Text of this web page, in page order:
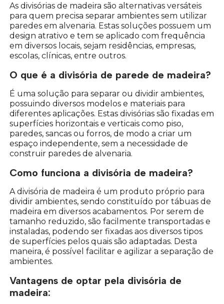
As divisórias de madeira são alternativas versáteis
para quem precisa separar ambientes sem utilizar
paredes em alvenaria. Estas soluções possuem um
design atrativo e tem se aplicado com frequência
em diversos locais, sejam residências, empresas,
escolas, clínicas, entre outros.
O que é a divisória de parede de madeira?
É uma solução para separar ou dividir ambientes,
possuindo diversos modelos e materiais para
diferentes aplicações. Estas divisórias são fixadas em
superfícies horizontais e verticais como piso,
paredes, sancas ou forros, de modo a criar um
espaço independente, sem a necessidade de
construir paredes de alvenaria.
Como funciona a divisória de madeira?
A divisória de madeira é um produto próprio para
dividir ambientes, sendo constituído por tábuas de
madeira em diversos acabamentos. Por serem de
tamanho reduzido, são facilmente transportadas e
instaladas, podendo ser fixadas aos diversos tipos
de superfícies pelos quais são adaptadas. Desta
maneira, é possível facilitar e agilizar a separação de
ambientes.
Vantagens de optar pela divisória de
madeira: